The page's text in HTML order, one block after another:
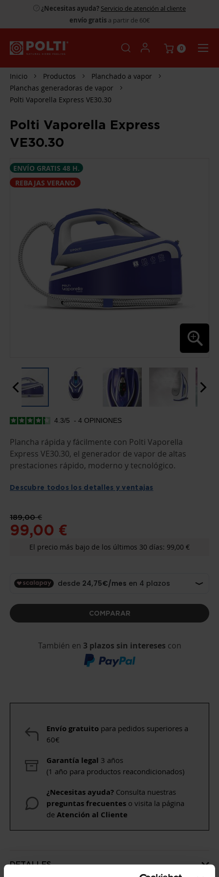
¿Necesitas ayuda? Servicio de atención al cliente
envío gratisa partir de 60€
0
Inicio Productos
Planchado a vapor
Planchas generadoras de vapor
Polti Vaporella Express VE30.30
Polti Vaporella Express
VE30.30
SALTAR
AL
FINAL
DE
IMÁGENES
ENVÍO GRATIS 48 H.
REBAJAS VERANO
SALTAR
COMIENZO
DE
LA
GALERÍA
DE
4.3/5 - 4 OPINIONES
Plancha rápida y fácilmente con Polti Vaporella
Express VE30.30, el generador de vapor de altas
prestaciones rápido, moderno y tecnológico.
Descubre todos los detalles y ventajas
99,00 €
189,00 €
El precio más bajo de los últimos 30 días: 99,00 €
COMPARAR
También en 3 plazos sin intereses con
Envío gratuito para pedidos superiores a
60€
Garantía legal 3 años
(1 año para productos reacondicionados)
¿Necesitas ayuda? Consulta nuestras
preguntas frecuentes o visita la página
de Atención al Cliente
DETALLES